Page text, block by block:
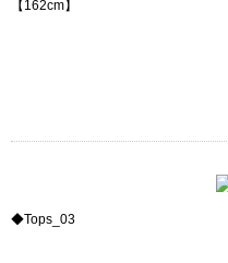
【162cm】
◆Tops_03